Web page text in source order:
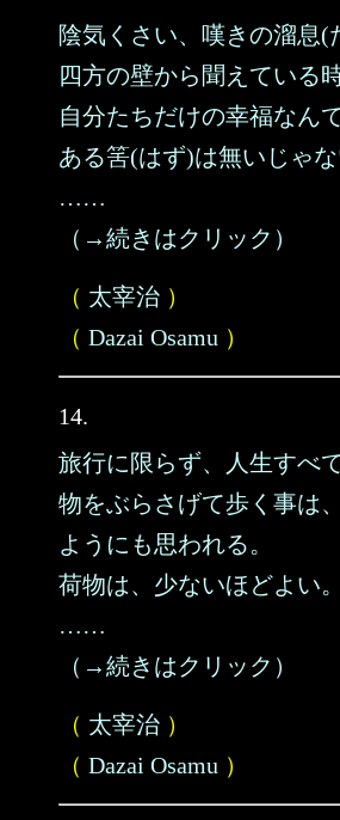
陰気くさい、嘆きの溜息(
四方の壁から聞えている時
自分たちだけの幸福なん
ある筈(はず)は無いじゃな
……
（→続きはクリック）
（ 太宰治 ）
（ Dazai Osamu ）
14.
旅行に限らず、人生すべ
物をぶらさげて歩く事は
ようにも思われる。
荷物は、少ないほどよい。
……
（→続きはクリック）
（ 太宰治 ）
（ Dazai Osamu ）